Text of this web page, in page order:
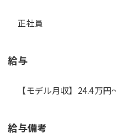
正社員
給与
【モデル月収】24.4万円
給与備考